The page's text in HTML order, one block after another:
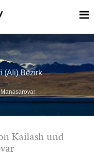
(Ali) Bezirk
Kailash und